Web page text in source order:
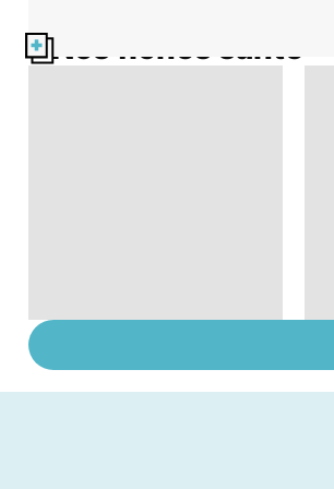
Nos fiches santé
cerveau